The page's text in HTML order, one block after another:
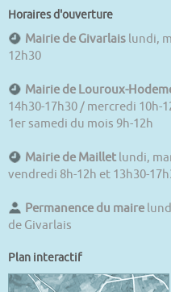
Horaires d'ouverture
Mairie de Givarlais lundi,
12h30
Mairie de Louroux-
14h30-17h30 / mercredi 10h-
1er samedi du mois 9h-12h
Mairie de Maillet lundi,
vendredi 8h-12h et 13h30-
Permanence du maire
de Givarlais
Plan interactif